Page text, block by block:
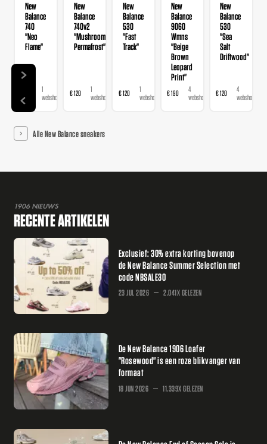
New
Balance
740
"Neo
Flame"
1
webshop
New
Balance
740v2
"Mushroom
Permafrost"
€ 120
1
webshop
New
Balance
530
"Fast
Track"
€ 120
1
webshop
New
Balance
9060
Wmns
"Beige
Brown
Leopard
Print"
€ 190
4
webshops
New
Balance
530
"Sea
Salt
Driftwood"
€ 120
4
webshops
Alle New Balance sneakers
1906 NIEUWS
RECENTE ARTIKELEN
Exclusief: 30% extra korting bovenop
de New Balance Summer Selection met
code NBSALE30
23 JUL 2026 2.041X GELEZEN
De New Balance 1906 Loafer
"Rosewood" is een roze blikvanger van
formaat
18 JUN 2026 11.339X GELEZEN